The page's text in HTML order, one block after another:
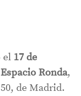
el 17 de
Espacio Ronda,
de Madrid.